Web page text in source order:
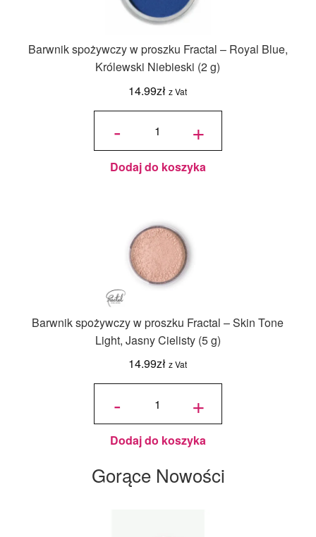
Barwnik spożywczy w proszku Fractal – Royal Blue,
Królewski Niebieski (2 g)
14.99zł z Vat
-
ilość
w proszku
Fractal -
Blue,
Królewski
(2 g)
+
Dodaj do koszyka
Barwnik spożywczy w proszku Fractal – Skin Tone
Light, Jasny Cielisty (5 g)
14.99zł z Vat
-
ilość
w proszku
Fractal -
Skin Tone
Light,
Jasny
g)
+
Dodaj do koszyka
Gorące Nowości